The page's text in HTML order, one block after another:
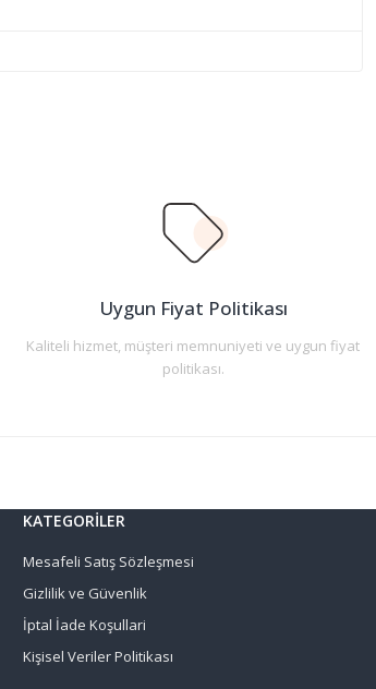
Uygun Fiyat Politikası
Kaliteli hizmet, müşteri memnuniyeti ve uygun fiyat
politikası.
KATEGORİLER
Mesafeli Satış Sözleşmesi
Gizlilik ve Güvenlik
İptal İade Koşullari
Kişisel Veriler Politikası